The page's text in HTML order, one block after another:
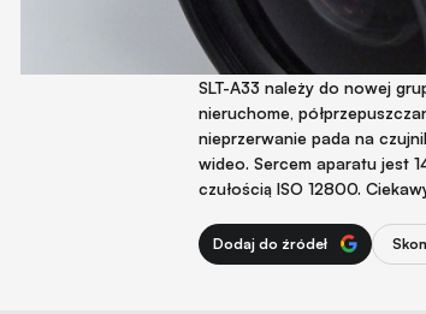
SLT-A33 należy do nowej
nieruchome,
nieprzerwanie pada na
wideo. Sercem aparatu jest
czułością ISO 12800.
Dodaj do źródeł